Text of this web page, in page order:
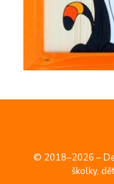
© 2018–2026 –
školky,